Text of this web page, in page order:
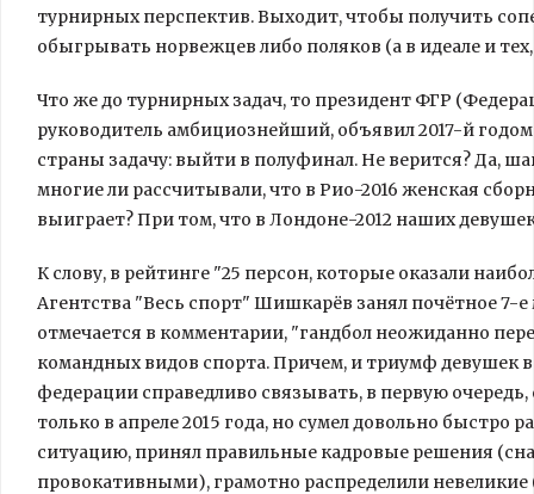
турнирных перспектив. Выходит, чтобы получить
обыгрывать норвежцев либо поляков (а в идеале и
Что же до турнирных задач, то президент ФГР
руководитель амбициознейший, объявил 2017-й
страны задачу: выйти в полуфинал. Не верится? Да,
многие ли рассчитывали, что в Рио-2016 женская
выиграет? При том, что в Лондоне-2012 наших
К слову, в рейтинге "25 персон, которые оказали
Агентства "Весь спорт" Шишкарёв занял почётное 7-
отмечается в комментарии, "гандбол неожиданно
командных видов спорта. Причем, и триумф девушек
федерации справедливо связывать, в первую
только в апреле 2015 года, но сумел довольно
ситуацию, принял правильные кадровые решения
провокативными), грамотно распределили